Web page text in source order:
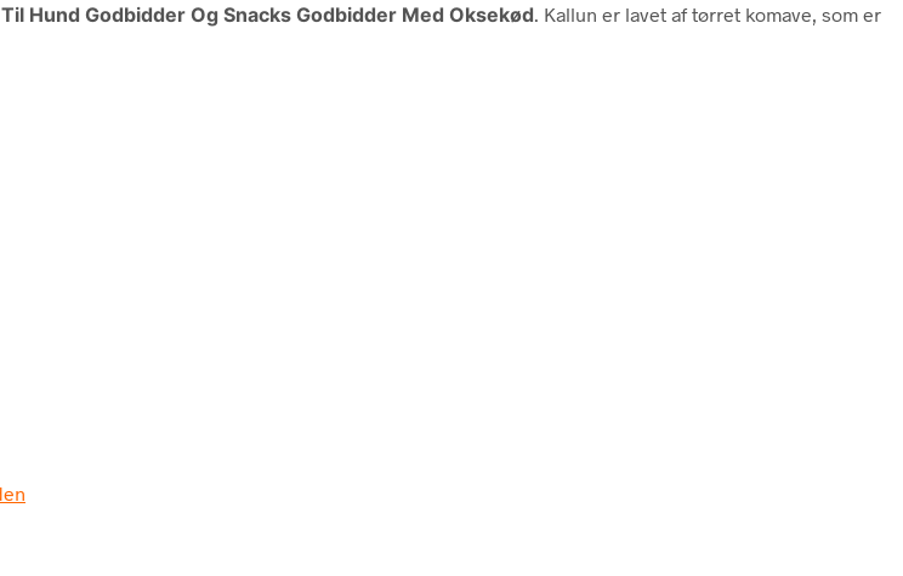
Til Hund Godbidder Og Snacks Godbidder Med Oksekød . Kallun er lavet af tørret komave, som er